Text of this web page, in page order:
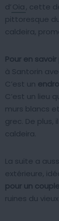
d’Oia, cette
pittoresque
caldeira,
Pour en savoir
à Santorin
C’est un
C’est un lieu
murs blancs
grec. De plus,
caldeira.
La suite a
extérieure,
pour un couple
ruines du